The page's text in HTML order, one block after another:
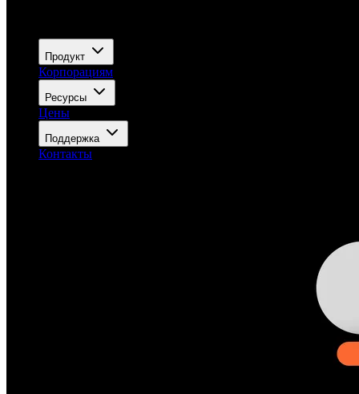
Продукт
Корпорациям
Ресурсы
Цены
Поддержка
Контакты